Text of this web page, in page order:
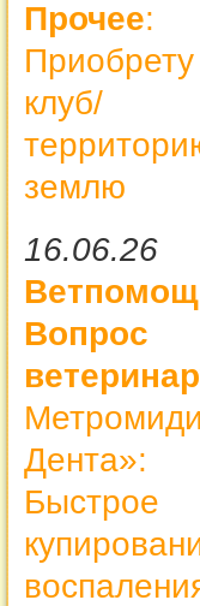
Прочее:
Приобрету
клуб/
землю
16.06.26
Вопрос
Дента»:
Быстрое